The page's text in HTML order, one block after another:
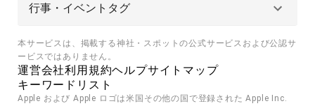
行事・イベントタグ
本サービスは、掲載する神社・スポットの公式サービスおよび公認サ
ービスではありません。
運営会社利用規約ヘルプサイトマップ
キーワードリスト
Apple および Apple ロゴは米国その他の国で登録された Apple Inc.